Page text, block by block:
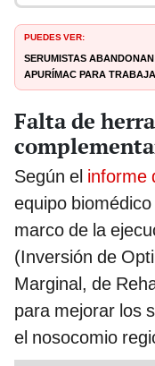
PUEDES VER:
Serumistas
Apurímac para
regiones
Falta de
Según el informe
equipo
marco de la
(Inversión de
Marginal, de
para mejorar los
el nosocomio